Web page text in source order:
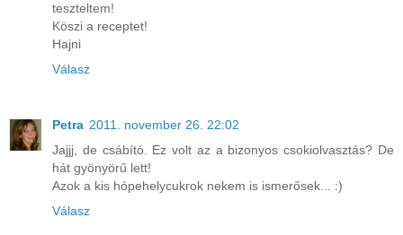
teszteltem!
Köszi a receptet!
Hajni
Válasz
Petra 2011. november 26. 22:02
Jajjj, de csábító. Ez volt az a bizonyos csokiolvasztás? De
hát gyönyörű lett!
Azok a kis hópehelycukrok nekem is ismerősek... :)
Válasz